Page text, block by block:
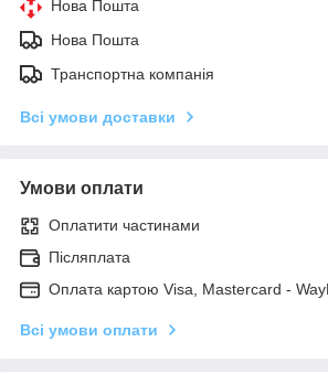
Нова Пошта
Нова Пошта
Транспортна компанія
Всі умови доставки
Умови оплати
Оплатити частинами
Післяплата
Оплата картою Visa, Mastercard -
Всі умови оплати